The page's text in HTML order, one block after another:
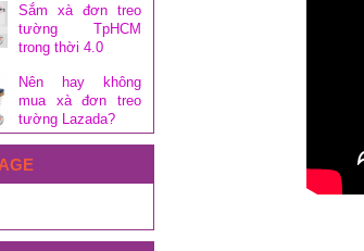
Sắm xà đơn treo
tường TpHCM
trong thời 4.0
Nên hay không
mua xà đơn treo
tường Lazada?